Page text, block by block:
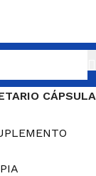
CÁPSULA